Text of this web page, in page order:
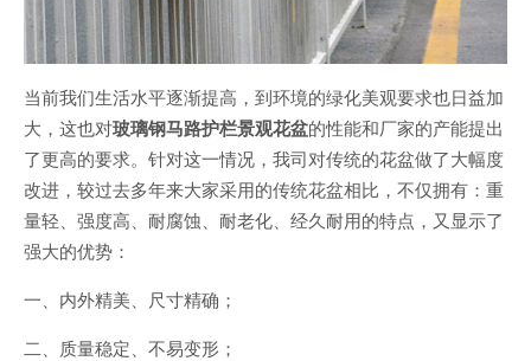
当前我们生活水平逐渐提高，到环境的绿化美观要求也日益加
大，这也对玻璃钢马路护栏景观花盆的性能和厂家的产能提出
了更高的要求。针对这一情况，我司对传统的花盆做了大幅度
改进，较过去多年来大家采用的传统花盆相比，不仅拥有：重
量轻、强度高、耐腐蚀、耐老化、经久耐用的特点，又显示了
强大的优势：
一、内外精美、尺寸精确；
二、质量稳定、不易变形；